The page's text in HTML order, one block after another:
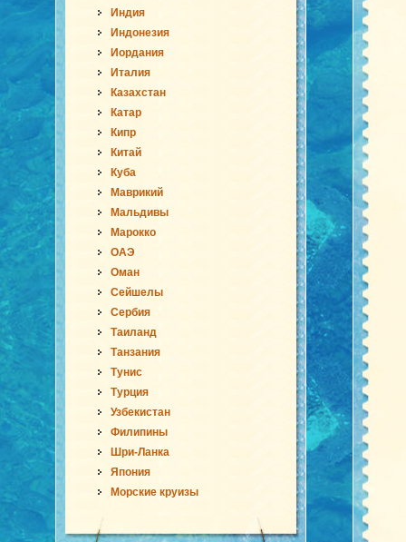
Индия
Индонезия
Иордания
Италия
Казахстан
Катар
Кипр
Китай
Куба
Маврикий
Мальдивы
Марокко
ОАЭ
Оман
Сейшелы
Сербия
Таиланд
Танзания
Тунис
Турция
Узбекистан
Филипины
Шри-Ланка
Япония
Морские круизы